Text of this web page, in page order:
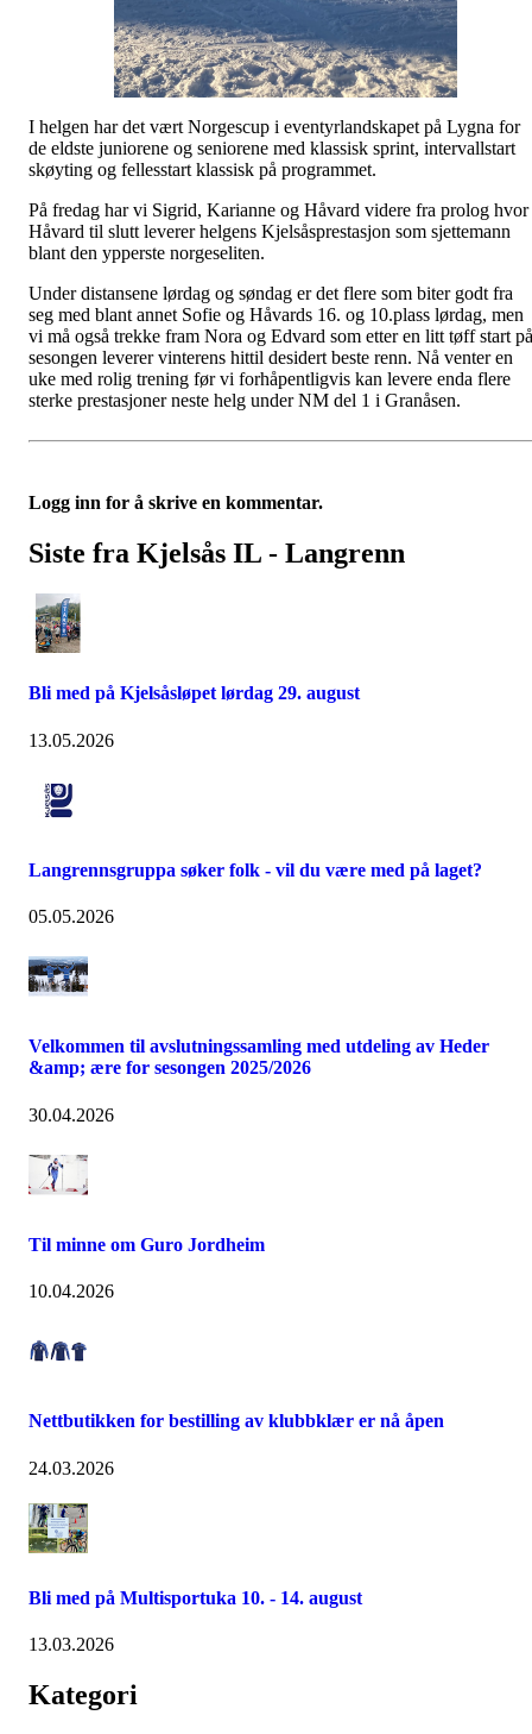
I helgen har det vært Norgescup i eventyrlandskapet på Lygna for
de eldste juniorene og seniorene med klassisk sprint, intervallstart
skøyting og fellesstart klassisk på programmet.
På fredag har vi Sigrid, Karianne og Håvard videre fra prolog hvor
Håvard til slutt leverer helgens Kjelsåsprestasjon som sjettemann
blant den ypperste norgeseliten.
Under distansene lørdag og søndag er det flere som biter godt fra
seg med blant annet Sofie og Håvards 16. og 10.plass lørdag, men
vi må også trekke fram Nora og Edvard som etter en litt tøff start på
sesongen leverer vinterens hittil desidert beste renn. Nå venter en
uke med rolig trening før vi forhåpentligvis kan levere enda flere
sterke prestasjoner neste helg under NM del 1 i Granåsen.
Logg inn for å skrive en kommentar.
Siste fra Kjelsås IL - Langrenn
Bli med på Kjelsåsløpet lørdag 29. august
13.05.2026
Langrennsgruppa søker folk - vil du være med på laget?
05.05.2026
Velkommen til avslutningssamling med utdeling av Heder
&amp; ære for sesongen 2025/2026
30.04.2026
Til minne om Guro Jordheim
10.04.2026
Nettbutikken for bestilling av klubbklær er nå åpen
24.03.2026
Bli med på Multisportuka 10. - 14. august
13.03.2026
Kategori